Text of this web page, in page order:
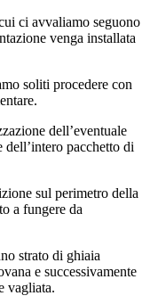
ci avvaliamo seguono
venga installata
soliti procedere con
dell’eventuale
dell’intero pacchetto di
sul perimetro della
a fungere da
strato di ghiaia
e successivamente
vagliata.